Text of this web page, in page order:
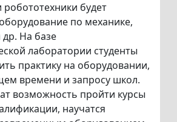
будет
по механике,
На базе
лаборатории студенты
практику на оборудовании,
времени и запросу школ.
возможность пройти курсы
научатся